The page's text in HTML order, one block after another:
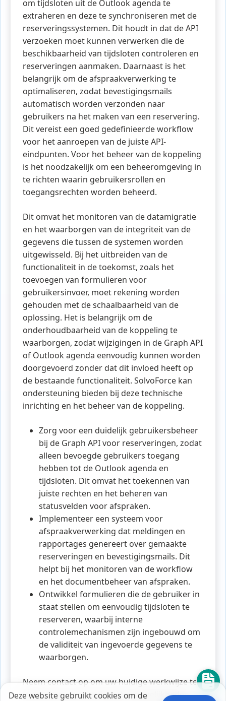
om tijdsloten uit de Outlook agenda te
extraheren en deze te synchroniseren met de
reserveringssystemen. Dit houdt in dat de API
verzoeken moet kunnen verwerken die de
beschikbaarheid van tijdsloten controleren en
reserveringen aanmaken. Daarnaast is het
belangrijk om de afspraakverwerking te
optimaliseren, zodat bevestigingsmails
automatisch worden verzonden naar
gebruikers na het maken van een reservering.
Dit vereist een goed gedefinieerde workflow
voor het aanroepen van de juiste API-
eindpunten. Voor het beheer van de koppeling
is het noodzakelijk om een beheeromgeving in
te richten waarin gebruikersrollen en
toegangsrechten worden beheerd.
Dit omvat het monitoren van de datamigratie
en het waarborgen van de integriteit van de
gegevens die tussen de systemen worden
uitgewisseld. Bij het uitbreiden van de
functionaliteit in de toekomst, zoals het
toevoegen van formulieren voor
gebruikersinvoer, moet rekening worden
gehouden met de schaalbaarheid van de
oplossing. Het is belangrijk om de
onderhoudbaarheid van de koppeling te
waarborgen, zodat wijzigingen in de Graph API
of Outlook agenda eenvoudig kunnen worden
doorgevoerd zonder dat dit invloed heeft op
de bestaande functionaliteit. SolvoForce kan
ondersteuning bieden bij deze technische
inrichting en het beheer van de koppeling.
Zorg voor een duidelijk gebruikersbeheer
bij de Graph API voor reserveringen, zodat
alleen bevoegde gebruikers toegang
hebben tot de Outlook agenda en
tijdsloten. Dit omvat het toekennen van
juiste rechten en het beheren van
statusvelden voor afspraken.
Implementeer een systeem voor
afspraakverwerking dat meldingen en
rapportages genereert over gemaakte
reserveringen en bevestigingsmails. Dit
helpt bij het monitoren van de workflow
en het documentbeheer van afspraken.
Ontwikkel formulieren die de gebruiker in
staat stellen om eenvoudig tijdsloten te
reserveren, waarbij interne
controlemechanismen zijn ingebouwd om
de validiteit van ingevoerde gegevens te
waarborgen.
Neem contact op om uw huidige werkwijze te
bespreken en de technische mogelijkheden
Deze website gebruikt cookies om de